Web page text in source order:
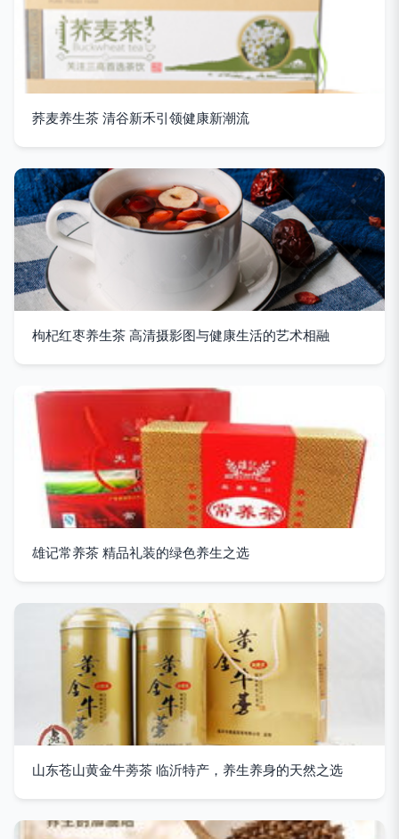
荞麦养生茶 清谷新禾引领健康新潮流
枸杞红枣养生茶 高清摄影图与健康生活的艺术相融
雄记常养茶 精品礼装的绿色养生之选
山东苍山黄金牛蒡茶 临沂特产，养生养身的天然之选